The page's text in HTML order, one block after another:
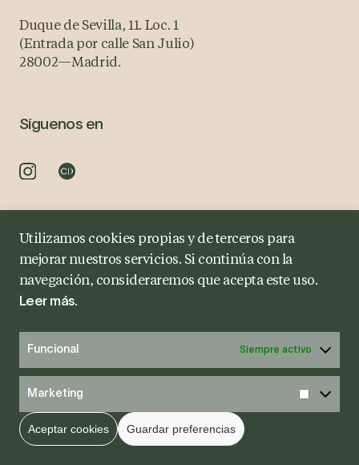
Utilizamos cookies propias y de terceros para
mejorar nuestros servicios. Si continúa con la
navegación, consideraremos que acepta este uso.
Leer más.
Funcional Siempre activo
Marketing
Aceptar cookies Guardar preferencias
Pide tu cita Diagnóstico Online
Duque de Sevilla, 11. Loc. 1
(Entrada por calle San Julio)
28002—Madrid.
Síguenos en
Aviso Legal Política de Privacidad Política de cookies